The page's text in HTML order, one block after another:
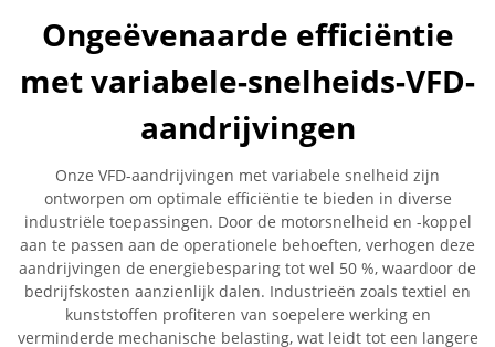
Ongeëvenaarde efficiëntie
met variabele-snelheids-VFD-
aandrijvingen
Onze VFD-aandrijvingen met variabele snelheid zijn
ontworpen om optimale efficiëntie te bieden in diverse
industriële toepassingen. Door de motorsnelheid en -koppel
aan te passen aan de operationele behoeften, verhogen deze
aandrijvingen de energiebesparing tot wel 50 %, waardoor de
bedrijfskosten aanzienlijk dalen. Industrieën zoals textiel en
kunststoffen profiteren van soepelere werking en
verminderde mechanische belasting, wat leidt tot een langere